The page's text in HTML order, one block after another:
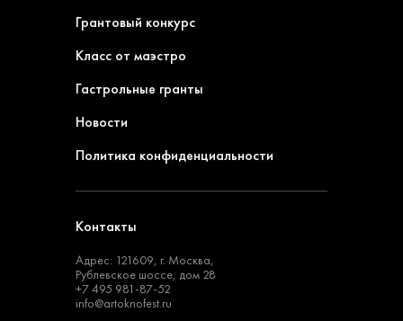
Грантовый конкурс
Класс от маэстро
Гастрольные гранты
Новости
Политика конфиденциальности
Контакты
Адрес: 121609, г. Москва,
Рублевское шоссе, дом 28
+7 495 981-87-52
info@artoknofest.ru